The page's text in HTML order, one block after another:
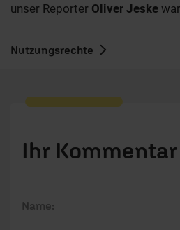
unser Reporter Oliver Jeske
Nutzungsrechte
Ihr Kommentar
Name: